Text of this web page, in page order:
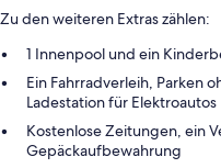
Zu den weiteren Extras zählen:
1 Innenpool und ein
Ein Fahrradverleih, Parken
Ladestation für Elektroautos
Kostenlose Zeitungen, ein
Gepäckaufbewahrung